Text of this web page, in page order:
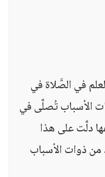
في الصَّلاة في
الأسباب تُصلَّى في
دلَّت على هذا
من ذوات الأسباب